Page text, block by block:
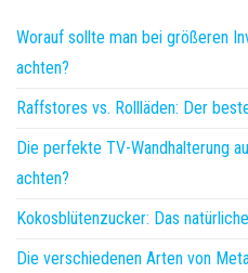
Worauf sollte man bei größeren
achten?
Raffstores vs. Rollläden: Der
Die perfekte TV-Wandhalterung
achten?
Kokosblütenzucker: Das
Die verschiedenen Arten von